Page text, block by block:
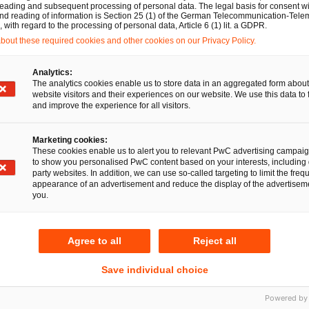
sich in die Entscheidungspraxis zu
Gerade bei vielen Betroffenen können sich
kumulieren.
and subsequent processing of personal data. The legal basis for consent
reading of information is Section 25 (1) of the German Telecommunication-
with regard to the processing of personal data, Article 6 (1) lit. a GDPR.
these required cookies and other cookies on our Privacy Policy.
Analytics:
The analytics cookies enable us to store data in an aggregated form
website visitors and their experiences on our website. We use this data to
and improve the experience for all visitors.
Marketing cookies:
These cookies enable us to alert you to relevant PwC advertising
to show you personalised PwC content based on your interests, including
party websites. In addition, we can use so-called targeting to limit the
appearance of an advertisement and reduce the display of the
you.
Agree to all Reject all
Save individual choice
Powered by